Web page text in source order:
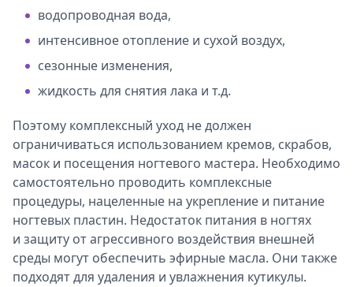
водопроводная вода,
интенсивное отопление и сухой воздух,
сезонные изменения,
жидкость для снятия лака и т.д.
Поэтому комплексный уход не должен
ограничиваться использованием кремов, скрабов,
масок и посещения ногтевого мастера. Необходимо
самостоятельно проводить комплексные
процедуры, нацеленные на укрепление и питание
ногтевых пластин. Недостаток питания в ногтях
и защиту от агрессивного воздействия внешней
среды могут обеспечить эфирные масла. Они также
подходят для удаления и увлажнения кутикулы.